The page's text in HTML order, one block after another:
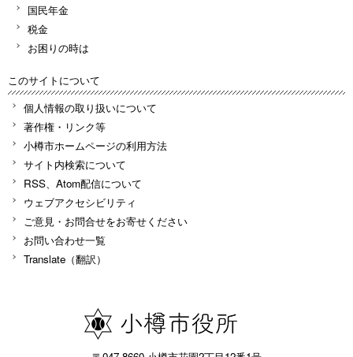
国民年金
税金
お困りの時は
このサイトについて
個人情報の取り扱いについて
著作権・リンク等
小樽市ホームページの利用方法
サイト内検索について
RSS、Atom配信について
ウェブアクセシビリティ
ご意見・お問合せをお寄せください
お問い合わせ一覧
Translate（翻訳）